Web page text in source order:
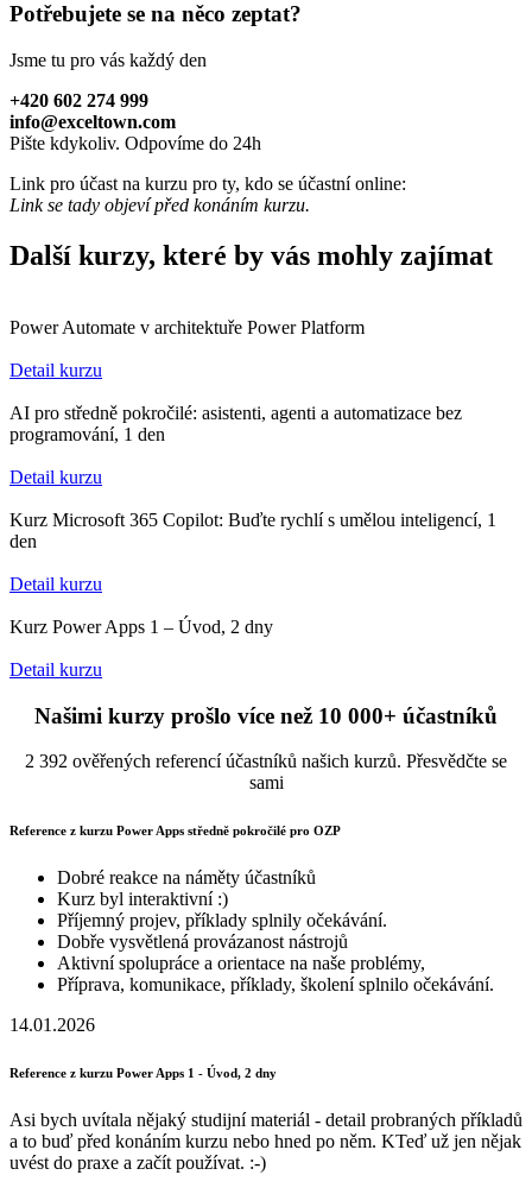
Potřebujete se na něco zeptat?
Jsme tu pro vás každý den
+420 602 274 999
info@exceltown.com
Pište kdykoliv. Odpovíme do 24h
Link pro účast na kurzu pro ty, kdo se účastní online:
Link se tady objeví před konáním kurzu.
Další kurzy, které by vás mohly zajímat
Power Automate v architektuře Power Platform
Detail kurzu
AI pro středně pokročilé: asistenti, agenti a automatizace bez
programování, 1 den
Detail kurzu
Kurz Microsoft 365 Copilot: Buďte rychlí s umělou inteligencí, 1
den
Detail kurzu
Kurz Power Apps 1 – Úvod, 2 dny
Detail kurzu
Našimi kurzy prošlo více než 10 000+ účastníků
2 392 ověřených referencí účastníků našich kurzů. Přesvědčte se
sami
Reference z kurzu Power Apps středně pokročilé pro OZP
Dobré reakce na náměty účastníků
Kurz byl interaktivní :)
Příjemný projev, příklady splnily očekávání.
Dobře vysvětlená provázanost nástrojů
Aktivní spolupráce a orientace na naše problémy,
Příprava, komunikace, příklady, školení splnilo očekávání.
14.01.2026
Reference z kurzu Power Apps 1 - Úvod, 2 dny
Asi bych uvítala nějaký studijní materiál - detail probraných příkladů
a to buď před konáním kurzu nebo hned po něm. KTeď už jen nějak
uvést do praxe a začít používat. :-)